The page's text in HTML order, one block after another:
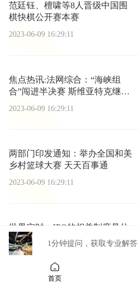
范廷钰、檀啸等8人晋级中国围
棋快棋公开赛本赛
2023-06-09 16:29:11
焦点热讯:法网综合：“海峡组
合”闯进半决赛 斯维亚特克继续
2023-06-09 16:29:11
两部门印发通知：举办全国和美
乡村篮球大赛 天天百事通
2023-06-09 16:29:11
世界实时：IPO的相关制度是什
么？暂停其股票上市的原因有哪
些？
2023-06-09 16:29:11
1分钟提问，获取专业解答
首页